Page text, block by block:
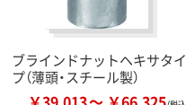
ブラインドナットヘキサタイ
プ（薄頭・スチール製）